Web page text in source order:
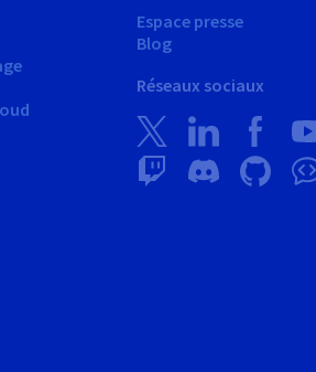
Espace presse
Blog
Réseaux sociaux